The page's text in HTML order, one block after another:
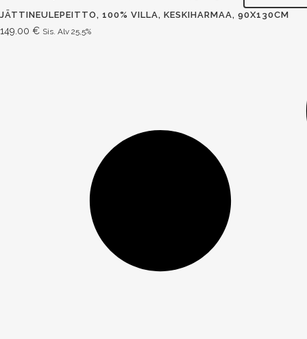
JÄTTINEULEPEITTO, 100% VILLA, KESKIHARMAA, 90X130CM
149.00 € Sis. Alv 25,5%